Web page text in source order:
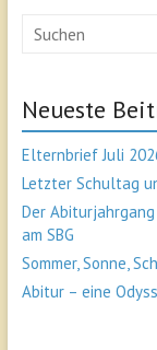
Neueste
Elternbrief Juli
Letzter Schultag
Der
am SBG
Sommer, Sonne,
Abitur – eine